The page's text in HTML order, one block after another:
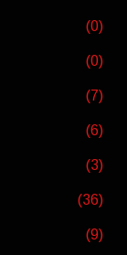
(0)
(0)
(7)
(6)
(3)
(36)
(9)